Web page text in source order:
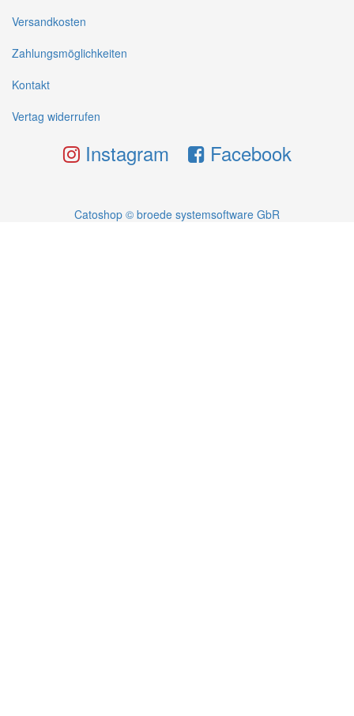
Versandkosten
Zahlungsmöglichkeiten
Kontakt
Vertag widerrufen
Instagram Facebook
Catoshop © broede systemsoftware GbR